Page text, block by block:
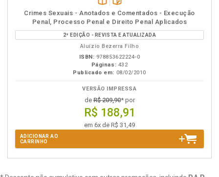
Disponível
na
B.V.
páginas
Crimes Sexuais - Anotados e Comentados - Execução
Penal, Processo Penal e Direito Penal Aplicados
2ª EDIÇÃO - REVISTA E ATUALIZADA
Aluízio Bezerra Filho
ISBN: 978853622224-0
Páginas: 432
Publicado em: 08/02/2010
VERSÃO IMPRESSA
deR$ 209,90* por
R$ 188,91
em 6x de R$ 31,49
ADICIONAR AO
CARRINHO